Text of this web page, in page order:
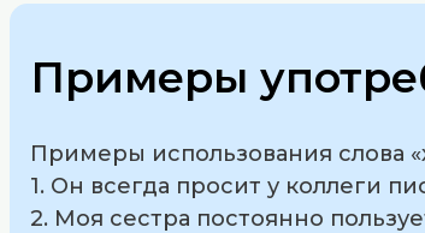
Примеры
Примеры использования слова
1. Он всегда просит у коллеги
2. Моя сестра постоянно